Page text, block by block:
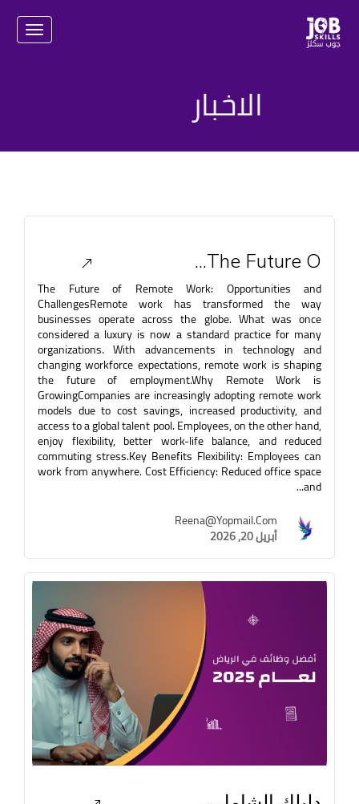
الاخبار
The Future O...
The Future of Remote Work: Opportunities and
ChallengesRemote work has transformed the way
businesses operate across the globe. What was once
considered a luxury is now a standard practice for many
organizations. With advancements in technology and
changing workforce expectations, remote work is shaping
the future of employment.Why Remote Work is
GrowingCompanies are increasingly adopting remote work
models due to cost savings, increased productivity, and
access to a global talent pool. Employees, on the other hand,
enjoy flexibility, better work-life balance, and reduced
commuting stress.Key Benefits Flexibility: Employees can
work from anywhere. Cost Efficiency: Reduced office space
and...
Reena@yopmail.com
أبريل 20, 2026